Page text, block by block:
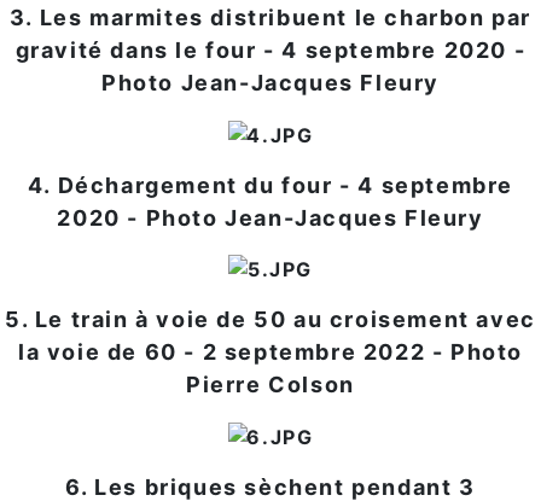
3. Les marmites distribuent le charbon par
gravité dans le four - 4 septembre 2020 -
Photo Jean-Jacques Fleury
4. Déchargement du four - 4 septembre
2020 - Photo Jean-Jacques Fleury
5. Le train à voie de 50 au croisement avec
la voie de 60 - 2 septembre 2022 - Photo
Pierre Colson
6. Les briques sèchent pendant 3